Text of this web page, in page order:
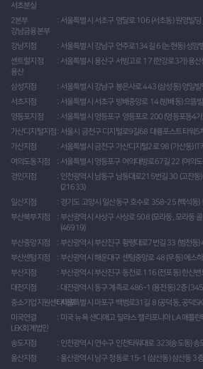
서초분실
2본부
강남금융본부
서울특별시 서초구 명달로 106 (서초동) 원영빌
강남지점
서울특별시 강남구 언주로134길 6 (논현동) 성
센트럴지점
용산
서울특별시 용산구 서빙고로 17 (한강로3가) 용
삼성지점
서울특별시 강남구 봉은사로 443 (삼성동) 영일
서초지점
서울특별시 서초구 방배중앙로 14 (방배동) 으뜸
영등포지점
서울특별시 영등포구 영등포로 200 (영등포동4
가산디지털지점 서울시 금천구 디지털로9길68 대륭포스트타워5
가산지점
서울특별시 금천구 가산디지털2로 98 (가산동)
여의도동지점
서울특별시 영등포구 여의대방로67길 22 (여의
경인지점
인천광역시 남동구 남동대로215번길 30 (고잔
(21633)
일산지점
경기도 고양시 일산동구 호수로 358-25 (백석
부산북부지점
부산광역시 사상구 사상로 508 (모라동, 모라동
(46919)
부산중앙지점
부산광역시 부산진구 황령대로7번길 33 (범천동
부산센텀지점
부산광역시 해운대구 센텀중앙로 48 (우동) 에스
부산지점
부산광역시 부산진구 동천로 116 (전포동) 한신
대전지점
대전광역시 동구 계족로 486-1 (용전동) 2층
중소기업지원센타마포서울특별시 마포구 백범로31길 8 (공덕동, 공덕
미국연결
LEK회계법인
미국 뉴욕 샌디애고 달라스 캘리포니아 LA 애틀
송도지점
인천광역시 연수구 인천타워대로 323(송도동)
울산지점
울산광역시 남구 정동로 15-1 (삼산동) 삼산동 3